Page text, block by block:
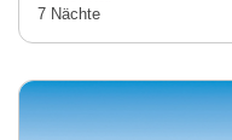
7 Nächte